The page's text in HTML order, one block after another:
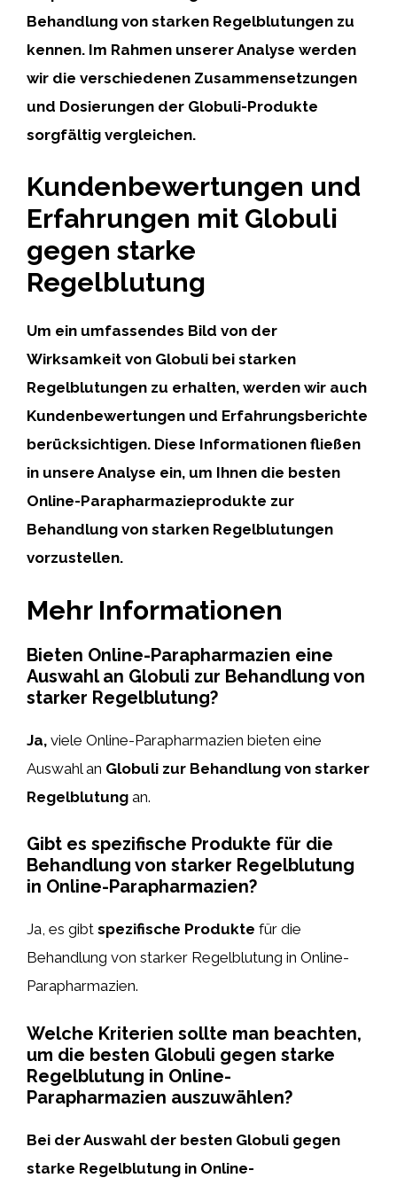
Behandlung von starken Regelblutungen zu
kennen. Im Rahmen unserer Analyse werden
wir die verschiedenen Zusammensetzungen
und Dosierungen der Globuli-Produkte
sorgfältig vergleichen.
Kundenbewertungen und
Erfahrungen mit Globuli
gegen starke
Regelblutung
Um ein umfassendes Bild von der
Wirksamkeit von Globuli bei starken
Regelblutungen zu erhalten, werden wir auch
Kundenbewertungen und Erfahrungsberichte
berücksichtigen. Diese Informationen fließen
in unsere Analyse ein, um Ihnen die besten
Online-Parapharmazieprodukte zur
Behandlung von starken Regelblutungen
vorzustellen.
Mehr Informationen
Bieten Online-Parapharmazien eine
Auswahl an Globuli zur Behandlung von
starker Regelblutung?
Ja, viele Online-Parapharmazien bieten eine
Auswahl an Globuli zur Behandlung von starker
Regelblutung an.
Gibt es spezifische Produkte für die
Behandlung von starker Regelblutung
in Online-Parapharmazien?
Ja, es gibt spezifische Produkte für die
Behandlung von starker Regelblutung in Online-
Parapharmazien.
Welche Kriterien sollte man beachten,
um die besten Globuli gegen starke
Regelblutung in Online-
Parapharmazien auszuwählen?
Bei der Auswahl der besten Globuli gegen
starke Regelblutung in Online-